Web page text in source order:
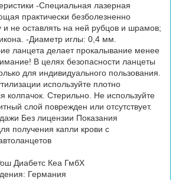
-Специальная лазерная
практически безболезненно
и не оставлять на ней рубцов и шрамов;
-Диаметр иглы: 0,4 мм.
ланцета делает прокалывание менее
В целях безопасности ланцеты
для индивидуального пользования.
используйте плотно
колпачок. Стерильно. Не используйте
слой поврежден или отсутствует.
Без лицензии Показания
получения капли крови с
Диабетс Кеа ГмбХ
Германия